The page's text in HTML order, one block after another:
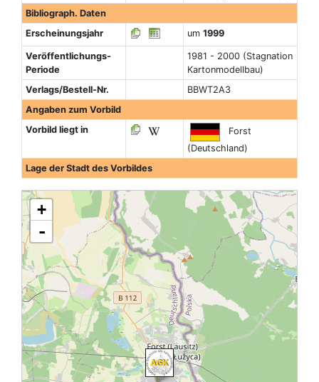
Bibliograph. Daten
Erscheinungsjahr
um 1999
Veröffentlichungs-
Periode
1981 - 2000 (Stagnation
Kartonmodellbau)
Verlags/Bestell-Nr.
BBWT2A3
Angaben zum Vorbild
Vorbild liegt in
Forst
(Deutschland)
Lage der Stadt des Vorbildes
+
-